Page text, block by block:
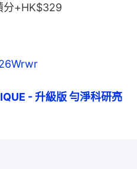
分+HK$329
- 升級版 勻淨科研亮